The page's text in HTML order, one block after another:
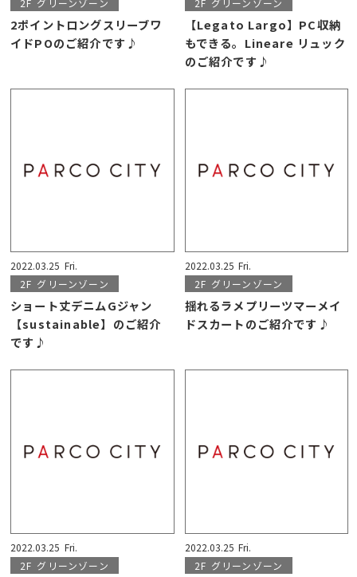
2F グリーンゾーン
2ポイントロングスリーブワ
イドPOのご紹介です♪
2F グリーンゾーン
【Legato Largo】PC収納
もできる。Lineare リュック
のご紹介です♪
2022.03.25 Fri.
2F グリーンゾーン
ショート丈デニムGジャン
【sustainable】のご紹介
です♪
2022.03.25 Fri.
2F グリーンゾーン
揺れるラメプリーツマーメイ
ドスカートのご紹介です♪
2022.03.25 Fri.
2F グリーンゾーン
2022.03.25 Fri.
2F グリーンゾーン